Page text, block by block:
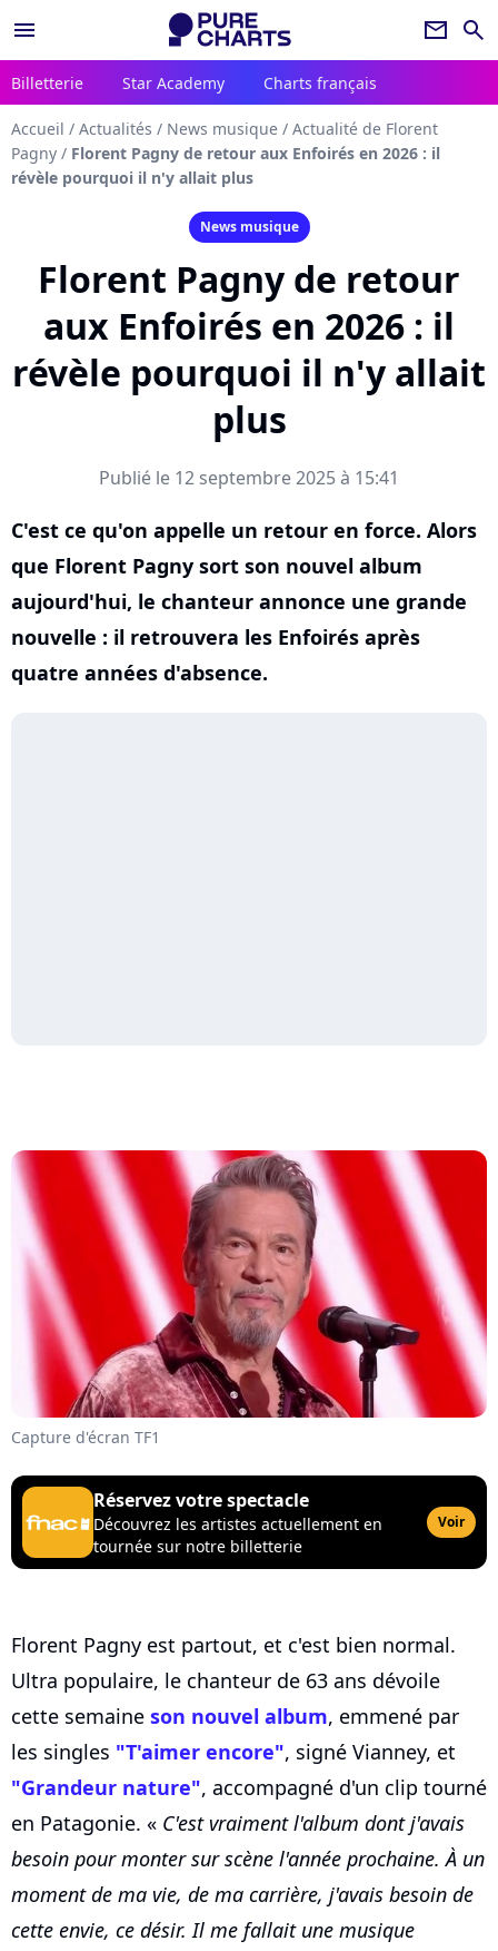
menu newsletter search
Billetterie Star Academy Charts français
Accueil / Actualités / News musique / Actualité de Florent
Pagny / Florent Pagny de retour aux Enfoirés en 2026 : il
révèle pourquoi il n'y allait plus
News musique
Florent Pagny de retour
aux Enfoirés en 2026 : il
révèle pourquoi il n'y allait
plus
Publié le 12 septembre 2025 à 15:41
C'est ce qu'on appelle un retour en force. Alors
que Florent Pagny sort son nouvel album
aujourd'hui, le chanteur annonce une grande
nouvelle : il retrouvera les Enfoirés après
quatre années d'absence.
Capture d'écran TF1
Réservez votre spectacle
Découvrez les artistes actuellement en
tournée sur notre billetterie
Voir
Florent Pagny est partout, et c'est bien normal.
Ultra populaire, le chanteur de 63 ans dévoile
cette semaine son nouvel album, emmené par
les singles "T'aimer encore", signé Vianney, et
"Grandeur nature", accompagné d'un clip tourné
en Patagonie. « C'est vraiment l'album dont j'avais
besoin pour monter sur scène l'année prochaine. À un
moment de ma vie, de ma carrière, j'avais besoin de
cette envie, ce désir. Il me fallait une musique